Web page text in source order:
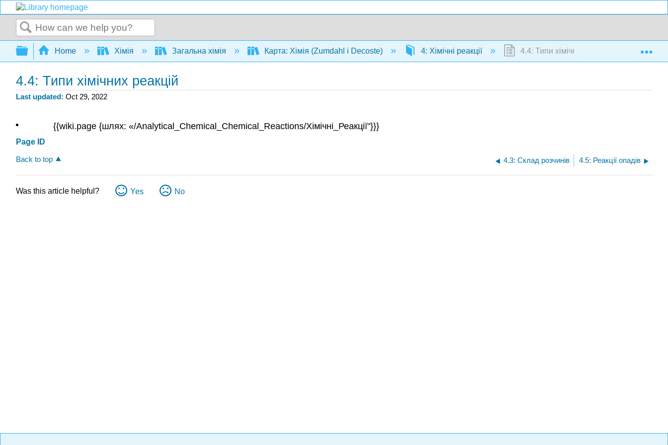
Search
Expand/collapse global hierarchy
Home Хімія Загальна хімія Карта: Хімія (Zumdahl і Decoste) 4: Хімічні реакції 4.4: Типи хімічних реакцій
4.4: Типи хімічних реакцій
Last updated Oct 29, 2022
Page ID
{{wiki.page {шлях: «/Analytical_Chemical_Chemical_Reactions/Хімічні_Реакції"}}}
Back to top 4.3: Склад розчинів 4.5: Реакції опадів
Was this article helpful? Yes No